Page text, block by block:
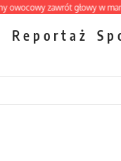
zawrót głowy w
Reportaż